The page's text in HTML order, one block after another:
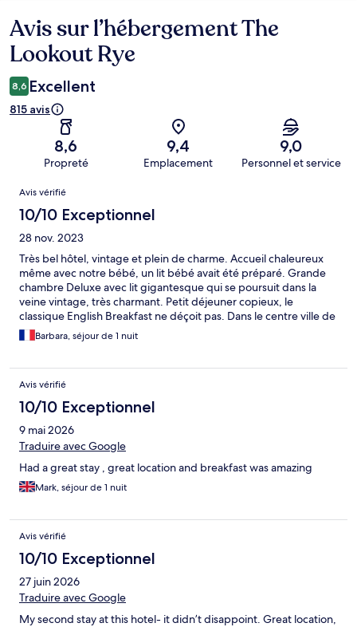
Avis
Avis sur l’hébergement The
Lookout Rye
8,6 Excellent
815 avis
8,6
Propreté
9,4
Emplacement
9,0
Personnel et service
Avis
Avis vérifié
10/10 Exceptionnel
28 nov. 2023
Très bel hôtel, vintage et plein de charme. Accueil chaleureux
même avec notre bébé, un lit bébé avait été préparé. Grande
chambre Deluxe avec lit gigantesque qui se poursuit dans la
veine vintage, très charmant. Petit déjeuner copieux, le
classique English Breakfast ne déçoit pas. Dans le centre ville de
Rye, très jolie ville historique.
Barbara, séjour de 1 nuit
Avis vérifié
10/10 Exceptionnel
9 mai 2026
Traduire avec Google
Had a great stay , great location and breakfast was amazing
Mark, séjour de 1 nuit
Avis vérifié
10/10 Exceptionnel
27 juin 2026
Traduire avec Google
My second stay at this hotel- it didn’t disappoint. Great location,